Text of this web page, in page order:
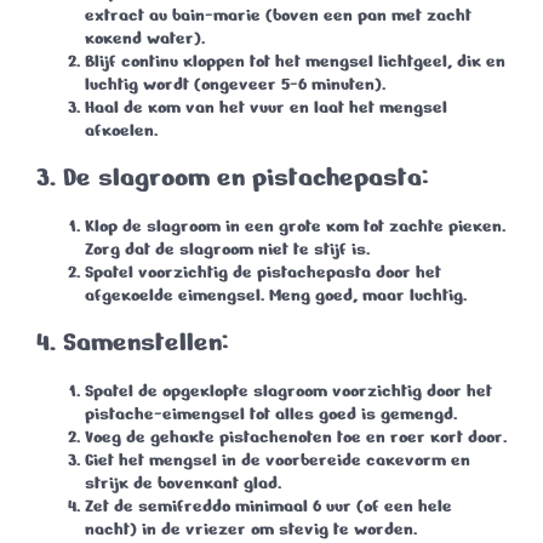
extract au bain-marie (boven een pan met zacht
kokend water).
Blijf continu kloppen tot het mengsel lichtgeel, dik en
luchtig wordt (ongeveer 5-6 minuten).
Haal de kom van het vuur en laat het mengsel
afkoelen.
3. De slagroom en pistachepasta:
Klop de slagroom in een grote kom tot zachte pieken.
Zorg dat de slagroom niet te stijf is.
Spatel voorzichtig de pistachepasta door het
afgekoelde eimengsel. Meng goed, maar luchtig.
4. Samenstellen:
Spatel de opgeklopte slagroom voorzichtig door het
pistache-eimengsel tot alles goed is gemengd.
Voeg de gehakte pistachenoten toe en roer kort door.
Giet het mengsel in de voorbereide cakevorm en
strijk de bovenkant glad.
Zet de semifreddo minimaal 6 uur (of een hele
nacht) in de vriezer om stevig te worden.